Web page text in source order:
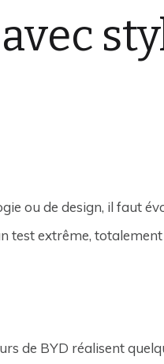
ou de design, il faut
test extrême,
de BYD réalisent